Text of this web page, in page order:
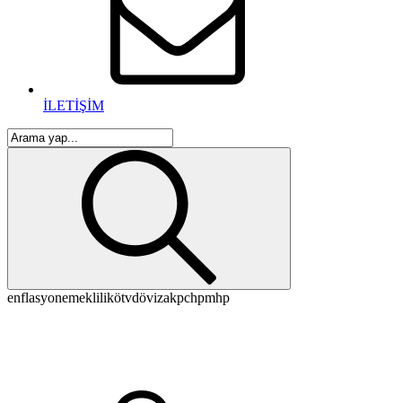
İLETİŞİM
enflasyonemeklilikötvdövizakpchpmhp